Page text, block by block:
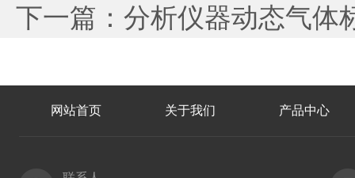
下一篇： 分析仪器动态气体
网站首页 关于我们 产品中心